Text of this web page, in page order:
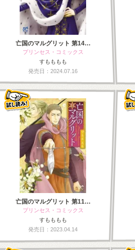
亡国のマルグリット 第14…
プリンセス・コミックス
すもももも
発売日：2024.07.16
亡国のマルグリット 第11…
プリンセス・コミックス
すもももも
発売日：2023.04.14